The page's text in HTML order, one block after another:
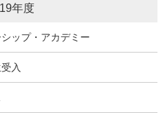
年度
ップ・アカデミー
入